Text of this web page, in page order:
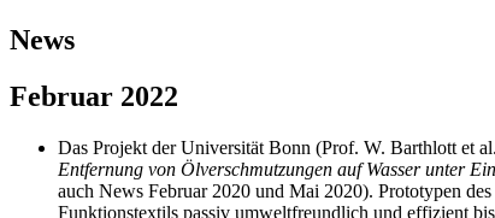
News
Februar 2022
Das Projekt der Universität Bonn (Prof. W. Barthlott et
Entfernung von Ölverschmutzungen auf Wasser unter
auch News Februar 2020 und Mai 2020). Prototypen
Funktionstextils passiv umweltfreundlich und effizient